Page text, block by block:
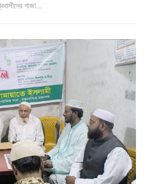
গাজা...